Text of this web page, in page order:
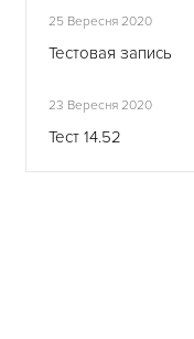
25 Вересня 2020
Тестовая запись
23 Вересня 2020
Тест 14.52